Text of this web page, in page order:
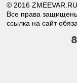
© 2016 ZMEEVAR.RU
Все права
ссылка на сайт